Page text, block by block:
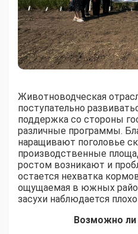
Животноводческая
поступательно
поддержка со стороны
различные программы.
наращивают поголовье
производственные
ростом возникают и
остается нехватка
ощущаемая в южных
засухи наблюдается
Возможно ли